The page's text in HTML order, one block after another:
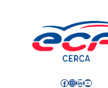
Facebook
Instagram
LinkedIn
YouTube